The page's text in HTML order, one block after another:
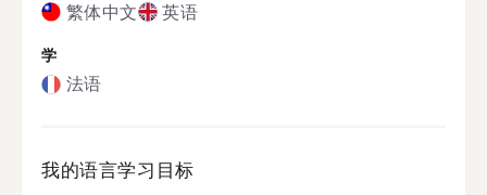
繁体中文 英语
学
法语
我的语言学习目标